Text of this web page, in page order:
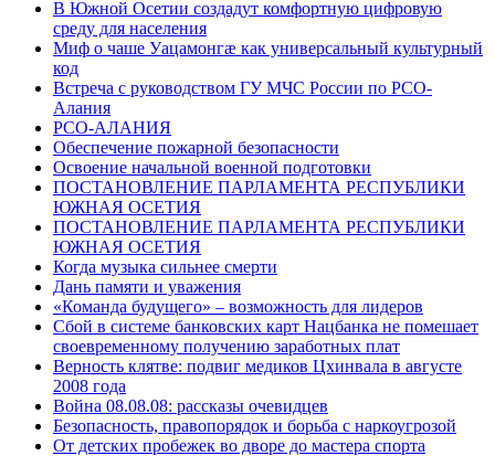
В Южной Осетии создадут комфортную цифровую
среду для населения
Миф о чаше Уацамонгæ как универсальный культурный
код
Встреча с руководством ГУ МЧС России по РСО-
Алания
РСО-АЛАНИЯ
Обеспечение пожарной безопасности
Освоение начальной военной подготовки
ПОСТАНОВЛЕНИЕ ПАРЛАМЕНТА РЕСПУБЛИКИ
ЮЖНАЯ ОСЕТИЯ
ПОСТАНОВЛЕНИЕ ПАРЛАМЕНТА РЕСПУБЛИКИ
ЮЖНАЯ ОСЕТИЯ
Когда музыка сильнее смерти
Дань памяти и уважения
«Команда будущего» – возможность для лидеров
Сбой в системе банковских карт Нацбанка не помешает
своевременному получению заработных плат
Верность клятве: подвиг медиков Цхинвала в августе
2008 года
Война 08.08.08: рассказы очевидцев
Безопасность, правопорядок и борьба с наркоугрозой
От детских пробежек во дворе до мастера спорта